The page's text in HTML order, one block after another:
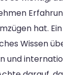
hat.
Wissen
und